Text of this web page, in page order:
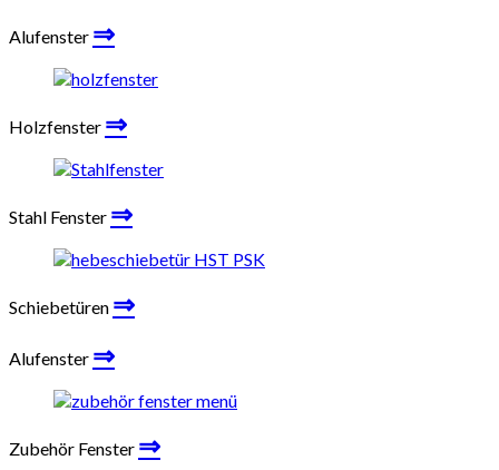
Alufenster ⇒
Holzfenster ⇒
Stahl Fenster ⇒
Schiebetüren ⇒
Alufenster ⇒
Zubehör Fenster ⇒